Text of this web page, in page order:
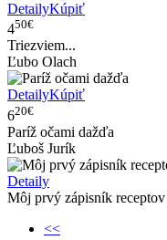
DetailyKúpiť
450€
Triezviem...
Ľubo Olach
DetailyKúpiť
620€
Paríž očami dažďa
Ľuboš Jurík
Detaily
Môj prvý zápisník receptov
<<